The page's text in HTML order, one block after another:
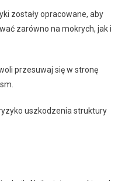
zostały opracowane, aby
zarówno na mokrych, jak i
przesuwaj się w stronę
uszkodzenia struktury